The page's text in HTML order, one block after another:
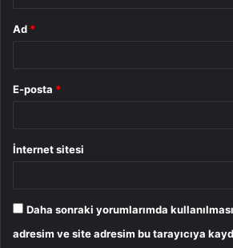
Ad *
E-posta *
İnternet sitesi
Daha sonraki yorumlarımda
adresim ve site adresim bu tarayıcıya